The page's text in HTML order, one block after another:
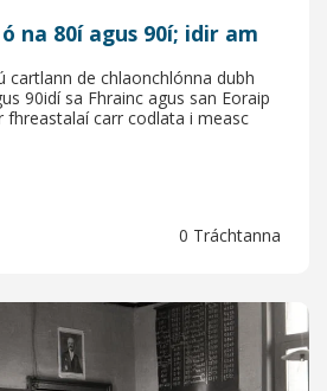
na 80í agus 90í; idir am
cartlann de chlaonchlónna dubh
90idí sa Fhrainc agus san Eoraip
carr codlata i measc
0 Tráchtanna